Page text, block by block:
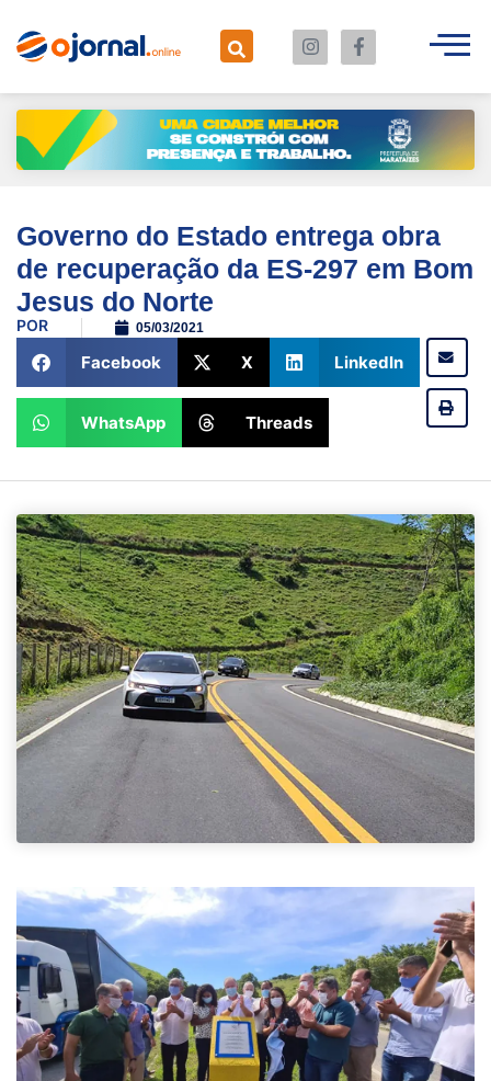
Governo do Estado entrega obra
de recuperação da ES-297 em Bom
Jesus do Norte
POR 05/03/2021
Facebook X LinkedIn
WhatsApp Threads